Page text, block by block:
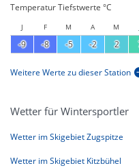
Temperatur Tiefstwerte °C
J F M A M
-9 -8 -5 -2 2
Weitere Werte zu dieser Station
Wetter für Wintersportler
Wetter im Skigebiet Zugspitze
Wetter im Skigebiet Kitzbühel